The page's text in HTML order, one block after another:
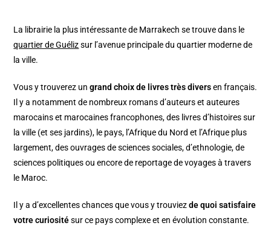
La librairie la plus intéressante de Marrakech se trouve dans le
quartier de Guélizsur l’avenue principale du quartier moderne de
la ville.
Vous y trouverez ungrand choix de livres très diversen français.
Il y a notamment de nombreux romans d’auteurs et auteures
marocains et marocaines francophones, des livres d’histoires sur
la ville (et ses jardins), le pays, l’Afrique du Nord et l’Afrique plus
largement, des ouvrages de sciences sociales, d’ethnologie, de
sciences politiques ou encore de reportage de voyages à travers
le Maroc.
Il y a d’excellentes chances que vous y trouviezde quoi satisfaire
votre curiositésur ce pays complexe et en évolution constante.